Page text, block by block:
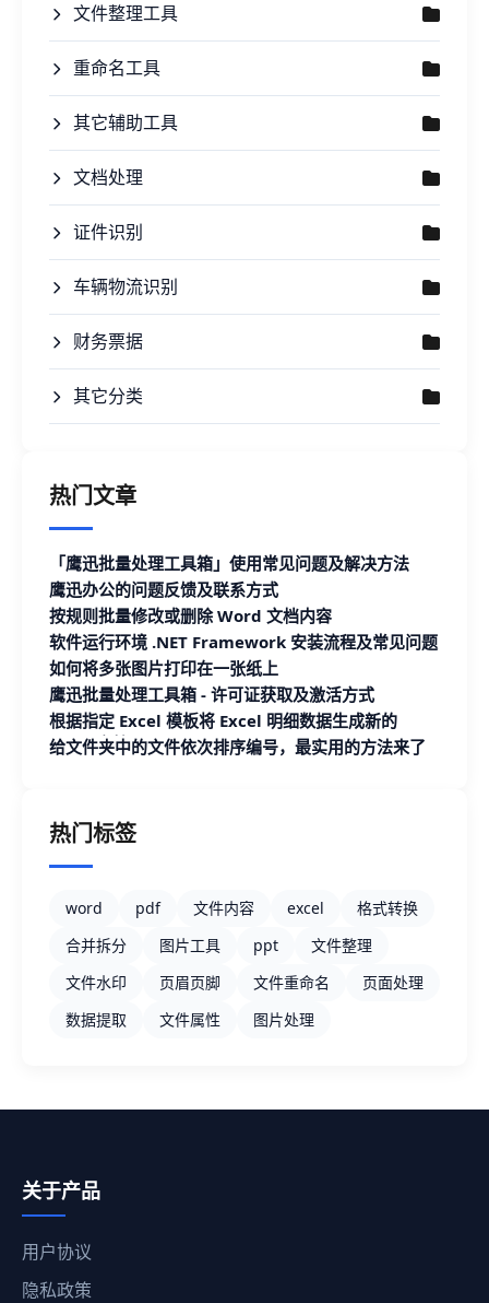
文件整理工具
重命名工具
其它辅助工具
文档处理
证件识别
车辆物流识别
财务票据
其它分类
热门文章
「鹰迅批量处理工具箱」使用常见问题及解决方法
鹰迅办公的问题反馈及联系方式
按规则批量修改或删除 Word 文档内容
软件运行环境 .NET Framework 安装流程及常见问题
如何将多张图片打印在一张纸上
鹰迅批量处理工具箱 - 许可证获取及激活方式
根据指定 Excel 模板将 Excel 明细数据生成新的
Excel 文档
给文件夹中的文件依次排序编号，最实用的方法来了
热门标签
word pdf 文件内容 excel
格式转换
合并拆分
图片工具 ppt
文件整理
文件水印
页眉页脚 文件重命名
页面处理
数据提取
文件属性 图片处理
关于产品
用户协议
隐私政策